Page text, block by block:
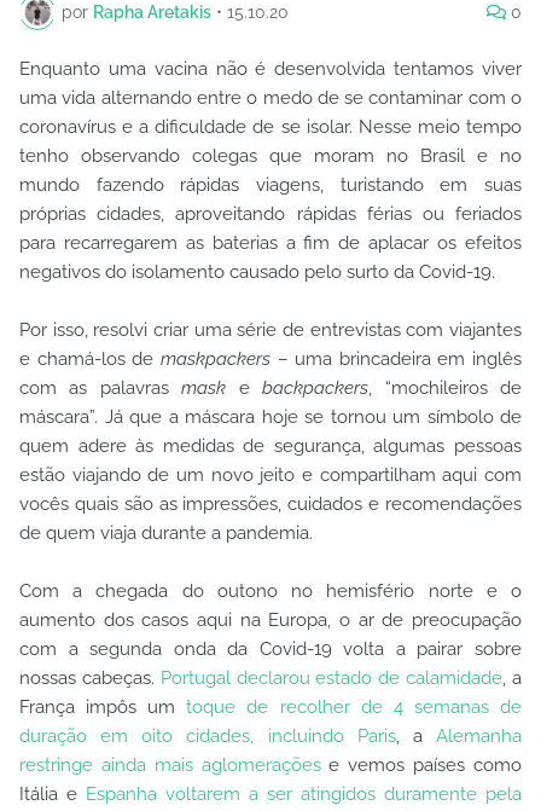
por Rapha Aretakis • 15.10.20 0
Enquanto uma vacina não é desenvolvida tentamos viver
uma vida alternando entre o medo de se contaminar com o
coronavírus e a dificuldade de se isolar. Nesse meio tempo
tenho observando colegas que moram no Brasil e no
mundo fazendo rápidas viagens, turistando em suas
próprias cidades, aproveitando rápidas férias ou feriados
para recarregarem as baterias a fim de aplacar os efeitos
negativos do isolamento causado pelo surto da Covid-19.
Por isso, resolvi criar uma série de entrevistas com viajantes
e chamá-los de maskpackers– uma brincadeira em inglês
com as palavrasmask ebackpackers, “mochileiros de
máscara”. Já que a máscara hoje se tornou um símbolo de
quem adere às medidas de segurança, algumas pessoas
estão viajando de um novo jeito e compartilham aqui com
vocês quais são as impressões, cuidados e recomendações
de quem viaja durante a pandemia.
Com a chegada do outono no hemisfério norte e o
aumento dos casos aqui na Europa, o ar de preocupação
com a segunda onda da Covid-19 volta a pairar sobre
nossas cabeças. Portugal declarou estado de calamidade, a
França impôs umtoque de recolher de 4 semanas de
duração em oito cidades, incluindo Paris, aAlemanha
restringe ainda mais aglomeraçõese vemos países como
Itália e Espanha voltarem a ser atingidos duramente pela